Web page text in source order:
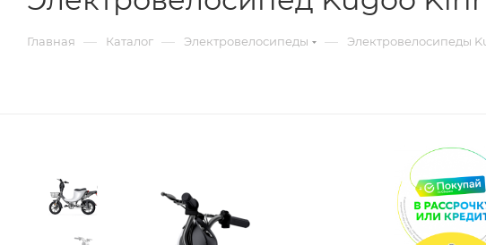
Главная — Каталог — Электровелосипеды — Электровелосипеды